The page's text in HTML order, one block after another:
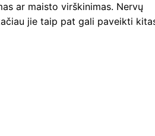
ar maisto virškinimas. Nervų
jie taip pat gali paveikti